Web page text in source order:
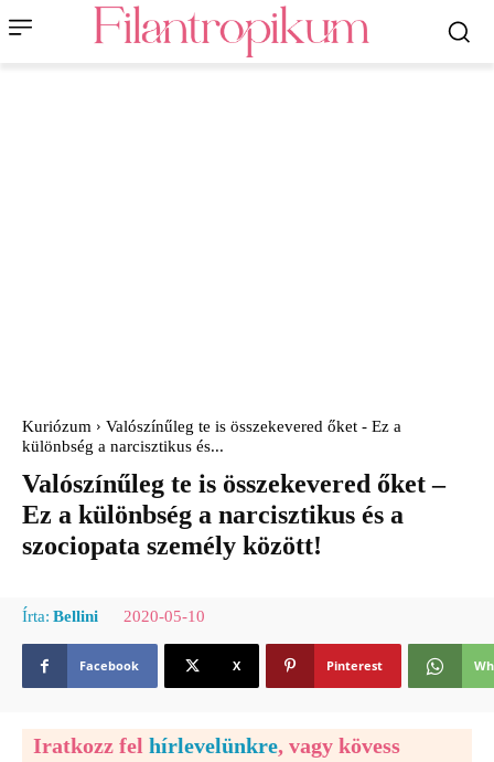
Kuriózum
Valószínűleg te is összekevered őket - Ez a
különbség a narcisztikus és...
Valószínűleg te is összekevered őket –
Ez a különbség a narcisztikus és a
szociopata személy között!
Írta: Bellini 2020-05-10
Facebook X Pinterest
Iratkozz fel hírlevelünkre, vagy kövess